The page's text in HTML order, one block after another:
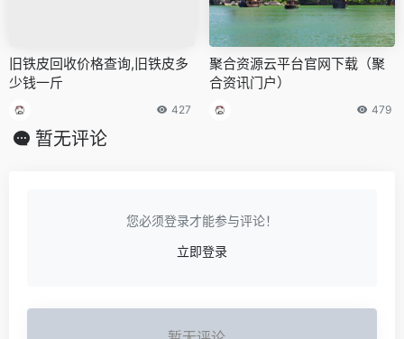
旧铁皮回收价格查询,旧铁皮多
少钱一斤
427
聚合资源云平台官网下载（聚
合资讯门户）
479
暂无评论
您必须登录才能参与评论！
立即登录